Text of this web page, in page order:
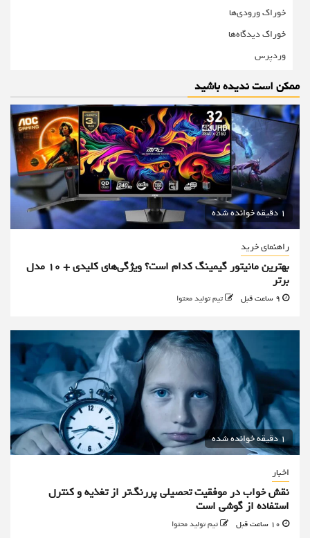
خوراک ورودی‌ها
خوراک دیدگاه‌ها
وردپرس
ممکن است ندیده باشید
1 دقیقه خوانده شده
راهنمای خرید
بهترین مانیتور گیمینگ کدام است؟ ویژگی‌های کلیدی + 10 مدل
برتر
تیم تولید محتوا
1 دقیقه خوانده شده
اخبار
نقش خواب در موفقیت تحصیلی پررنگ‌تر از تغذیه و کنترل
استفاده از گوشی است
تیم تولید محتوا